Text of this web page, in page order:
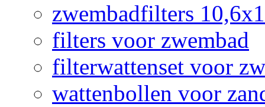
zwembadfilters
filters voor zwembad
filterwattenset voor
wattenbollen voor